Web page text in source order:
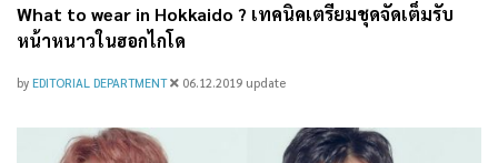
What to wear in Hokkaido ? เทคนิคเตรียมชุดจัดเต็มรับ
หน้าหนาวในฮอกไกโด
by EDITORIAL DEPARTMENT 06.12.2019 update